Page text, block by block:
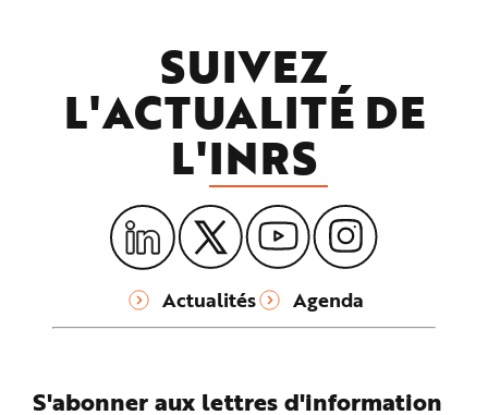
SUIVEZ
L'ACTUALITÉ DE
L'INRS
Actualités Agenda
S'abonner aux lettres d'information